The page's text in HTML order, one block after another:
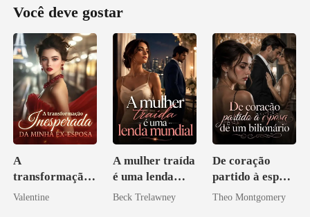
Você deve gostar
A
transformação
inesperada da
Valentine
A mulher traída
é uma lenda
mundial
Beck Trelawney
De coração
partido à esposa
de um bilionário
Theo Montgomery